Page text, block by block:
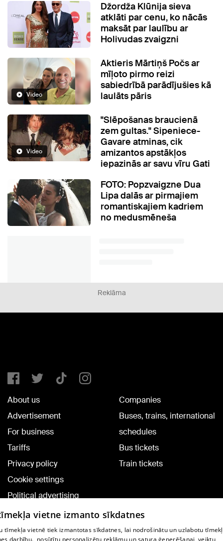
Džordža Klūnija sieva
atklāti par cenu, ko nācās
maksāt par laulību ar
Holivudas zvaigzni
Video
Aktieris Mārtiņš Počs ar
mīļoto pirmo reizi
sabiedrībā parādījušies kā
laulāts pāris
Video
"Slēpošanas braucienā
zem gultas." Sipeniece-
Gavare atminas, cik
amizantos apstākļos
iepazinās ar savu vīru Gati
FOTO: Popzvaigzne Dua
Lipa dalās ar pirmajiem
romantiskajiem kadriem
no medusmēneša
Reklāma
About us
Advertisement
For business
Tariffs
Privacy policy
Cookie settings
Political advertising
Cookie policy
Commenting terms
Companies
Buses, trains, international
schedules
Bus tickets
Train tickets
vietne izmanto sīkdatnes
tīmekļa vietnē tiek izmantotas sīkdatnes, lai nodrošinātu un uzlabotu
darbību., nosūtītu personalizētu reklāmu un satura ģenerēšanai, veiktu